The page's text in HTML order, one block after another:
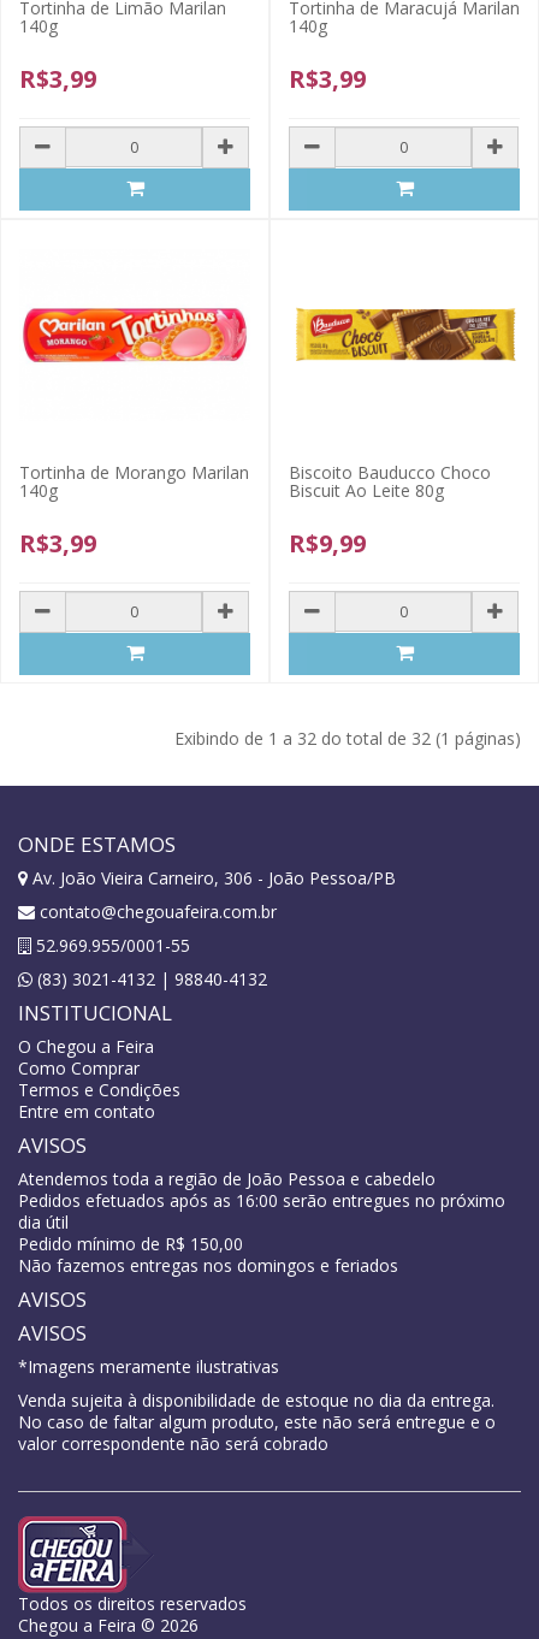
Tortinha de Limão Marilan
140g
R$3,99
Tortinha de Maracujá Marilan
140g
R$3,99
Tortinha de Morango Marilan
140g
R$3,99
Biscoito Bauducco Choco
Biscuit Ao Leite 80g
R$9,99
Exibindo de 1 a 32 do total de 32 (1 páginas)
ONDE ESTAMOS
Av. João Vieira Carneiro, 306 - João Pessoa/PB
contato@chegouafeira.com.br
52.969.955/0001-55
(83) 3021-4132 | 98840-4132
INSTITUCIONAL
O Chegou a Feira
Como Comprar
Termos e Condições
Entre em contato
AVISOS
Atendemos toda a região de João Pessoa e cabedelo
Pedidos efetuados após as 16:00 serão entregues no próximo
dia útil
Pedido mínimo de R$ 150,00
Não fazemos entregas nos domingos e feriados
AVISOS
AVISOS
*Imagens meramente ilustrativas
Venda sujeita à disponibilidade de estoque no dia da entrega.
No caso de faltar algum produto, este não será entregue e o
valor correspondente não será cobrado
Todos os direitos reservados
Chegou a Feira © 2026